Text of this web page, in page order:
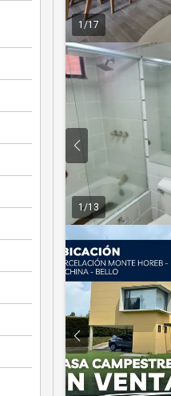
1/17
1/13